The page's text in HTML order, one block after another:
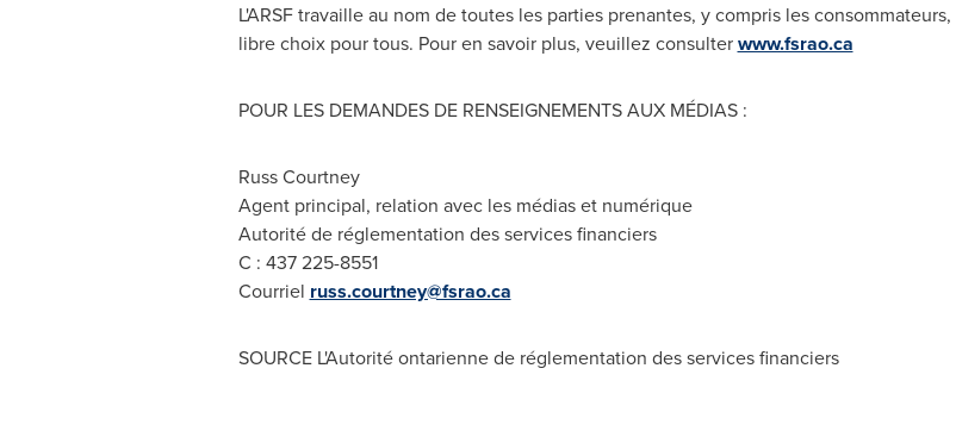
L'ARSF travaille au nom de toutes les parties prenantes, y compris les
libre choix pour tous. Pour en savoir plus, veuillez consulterwww.fsrao.ca
POUR LES DEMANDES DE RENSEIGNEMENTS AUX MÉDIAS :
Russ Courtney
Agent principal, relation avec les médias et numérique
Autorité de réglementation des services financiers
C : 437 225-8551
Courriel russ.courtney@fsrao.ca
SOURCE L'Autorité ontarienne de réglementation des services financiers